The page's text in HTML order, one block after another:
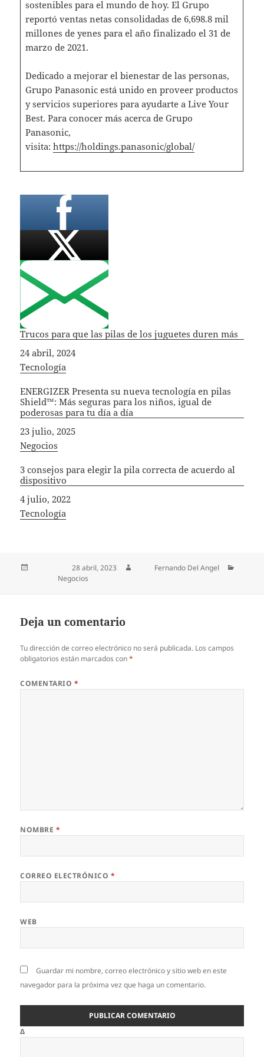
sostenibles para el mundo de hoy. El Grupo
reportó ventas netas consolidadas de 6,698.8 mil
millones de yenes para el año finalizado el 31 de
marzo de 2021.
Dedicado a mejorar el bienestar de las personas,
Grupo Panasonic está unido en proveer productos
y servicios superiores para ayudarte a Live Your
Best. Para conocer más acerca de Grupo
Panasonic,
visita: https://holdings.panasonic/global/
Trucos para que las pilas de los juguetes duren más
Fecha
24 abril, 2024
In relation to
Tecnología
ENERGIZER Presenta su nueva tecnología en pilas
Shield™: Más seguras para los niños, igual de
poderosas para tu día a día
Fecha
23 julio, 2025
In relation to
Negocios
3 consejos para elegir la pila correcta de acuerdo al
dispositivo
Fecha
4 julio, 2022
In relation to
Tecnología
Publicado el28 abril, 2023
Fernando Del Angel
Negocios
Deja un comentario
Tu dirección de correo electrónico no será publicada. Los campos
obligatorios están marcados con*
COMENTARIO *
NOMBRE *
CORREO ELECTRÓNICO *
WEB
Guardar mi nombre, correo electrónico y sitio web en este
navegador para la próxima vez que haga un comentario.
Δ